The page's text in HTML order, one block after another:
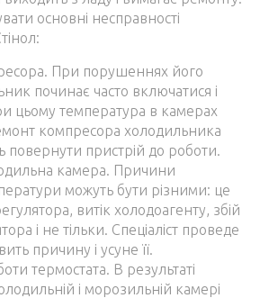
основні несправності
При порушеннях його
починає часто включатися і
цьому температура в камерах
компресора холодильника
повернути пристрій до роботи.
камера. Причини
можуть бути різними: це
витік холодоагенту, збій
і не тільки. Спеціаліст проведе
причину і усуне її.
термостата. В результаті
і морозильній камері